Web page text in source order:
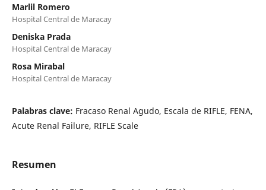
Marlil Romero
Hospital Central de Maracay
Deniska Prada
Hospital Central de Maracay
Rosa Mirabal
Hospital Central de Maracay
Palabras clave: Fracaso Renal Agudo, Escala de RIFLE, FENA,
Acute Renal Failure, RIFLE Scale
Resumen